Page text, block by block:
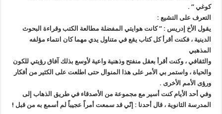
كوغي ” .
التعرف على التشيع :
يقول الأخ إدريس : ” كانت هوايتي المفضلة مطالعة الكتب وقراءة البحوث
الدينية ، فكنت أقرأ كل كتاب يقع في متناول يدي مهما كان انتماء مؤلفه
المذهبي
والثقافي ، وكنت أقرأ بعقل منفتح وذهنية واعية لأوسع بذلك آفاق رؤيتي للكون
والحياة ، واستمر بي الأمر على هذا المنوال حتى اطلعت على الكثير من أفكار
ورؤى الأمم الأخرى .
وفي أحد الأيام كنت أسير مع مجموعة من الأصدقاء في طريق الذهاب إلى
المدرسة الثانوية ، قال أحدنا : إنّي قد سمعت أمراً عجيباً لم أسمع به من قبل !